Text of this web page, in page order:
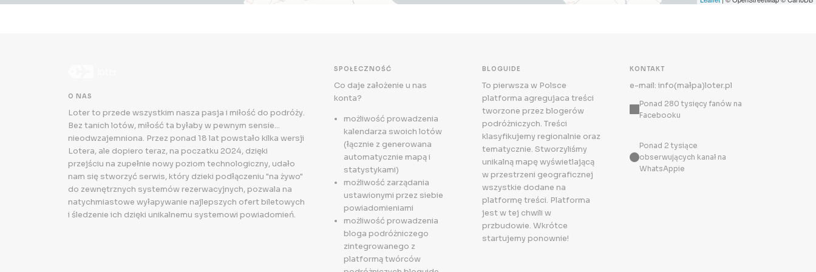
O NAS
Loter to przede wszystkim nasza pasja i miłość do podróży.
Bez tanich lotów, miłość ta byłaby w pewnym sensie...
nieodwzajemniona. Przez ponad 18 lat powstało kilka wersji
Lotera, ale dopiero teraz, na poczatku 2024, dzięki
przejściu na zupełnie nowy poziom technologiczny, udało
nam się stworzyć serwis, który dzieki podłączeniu "na żywo"
do zewnętrznych systemów rezerwacyjnych, pozwala na
natychmiastowe wyłapywanie najlepszych ofert biletowych
i śledzenie ich dzięki unikalnemu systemowi powiadomień.
SPOŁECZNOŚĆ
Co daje założenie u nas
konta?
możliwość prowadzenia
kalendarza swoich lotów
(łącznie z generowana
automatycznie mapą i
statystykami)
możliwość zarządania
ustawionymi przez siebie
powiadomieniami
możliwość prowadzenia
bloga podróżniczego
zintegrowanego z
platformą twórców
BLOGUIDE
To pierwsza w Polsce
platforma agregujaca treści
tworzone przez blogerów
podróżniczych. Treści
klasyfikujemy regionalnie oraz
tematycznie. Stworzyliśmy
unikalną mapę wyświetlającą
w przestrzeni geograficznej
wszystkie dodane na
platformę treści. Platforma
jest w tej chwili w
przbudowie. Wkrótce
startujemy ponownie!
KONTAKT
e-mail: info(małpa)loter.pl
Ponad 280 tysięcy fanów na
Facebooku
Ponad 2 tysiące
obserwujących kanał na
WhatsAppie